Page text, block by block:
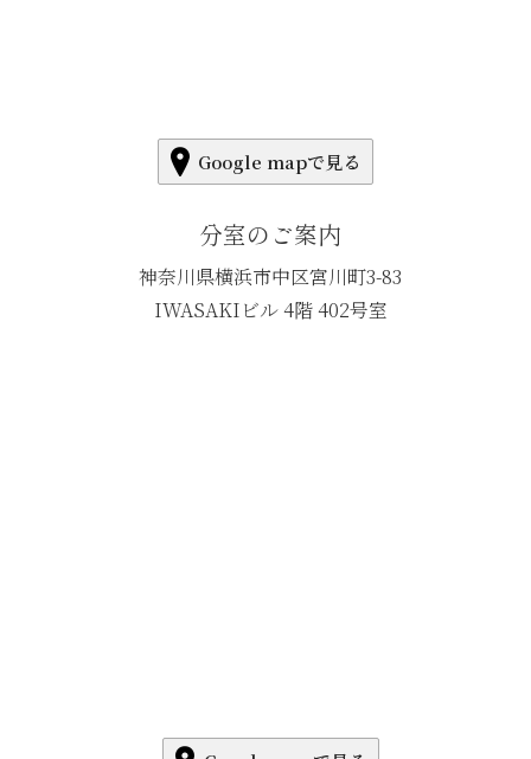
Google mapで見る
分室のご案内
神奈川県横浜市中区宮川町3-83
IWASAKIビル 4階 402号室